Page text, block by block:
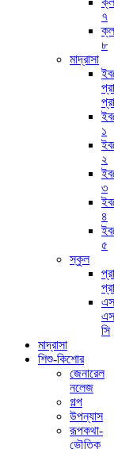
৭
৮
মাদ্রাসা
১
২
৩
৪
৫
স্কুল
এস
এস
সি
মাদ্রাসা
শিশু-কিশোর
জেনারেল
নলেজ
গল্প
উপন্যাস
রূপকথা-
ভৌতিক